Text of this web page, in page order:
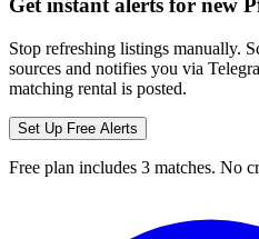
Get instant alerts for new
Stop refreshing listings manually.
sources and notifies you via
matching rental is posted.
Set Up Free Alerts
Free plan includes 3 matches. No